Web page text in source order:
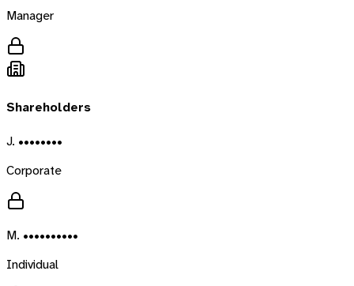
Manager
Shareholders
J. ••••••••
Corporate
M. ••••••••••
Individual